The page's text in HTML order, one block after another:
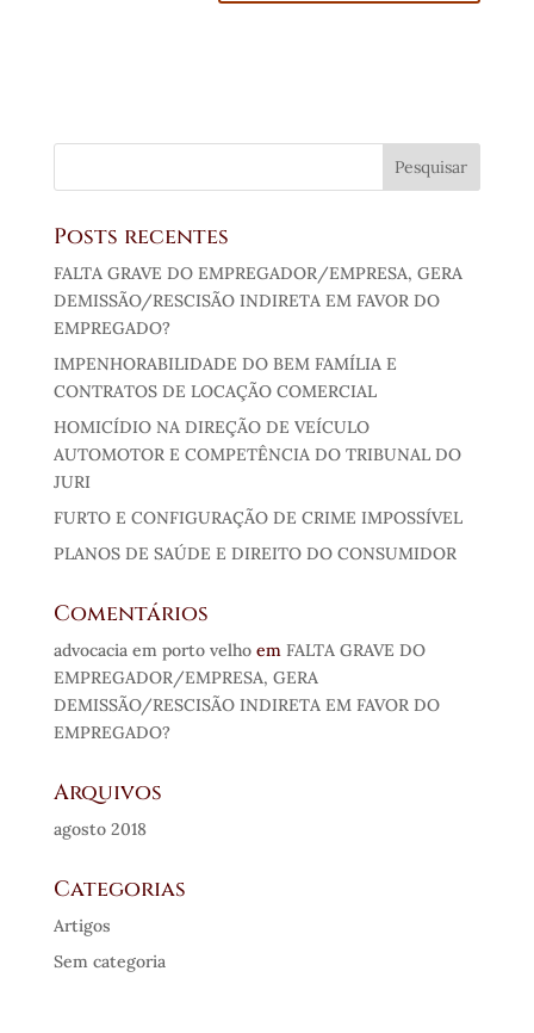
Posts recentes
FALTA GRAVE DO EMPREGADOR/EMPRESA, GERA
DEMISSÃO/RESCISÃO INDIRETA EM FAVOR DO
EMPREGADO?
IMPENHORABILIDADE DO BEM FAMÍLIA E
CONTRATOS DE LOCAÇÃO COMERCIAL
HOMICÍDIO NA DIREÇÃO DE VEÍCULO
AUTOMOTOR E COMPETÊNCIA DO TRIBUNAL DO
JURI
FURTO E CONFIGURAÇÃO DE CRIME IMPOSSÍVEL
PLANOS DE SAÚDE E DIREITO DO CONSUMIDOR
Comentários
advocacia em porto velhoem FALTA GRAVE DO
EMPREGADOR/EMPRESA, GERA
DEMISSÃO/RESCISÃO INDIRETA EM FAVOR DO
EMPREGADO?
Arquivos
agosto 2018
Categorias
Artigos
Sem categoria